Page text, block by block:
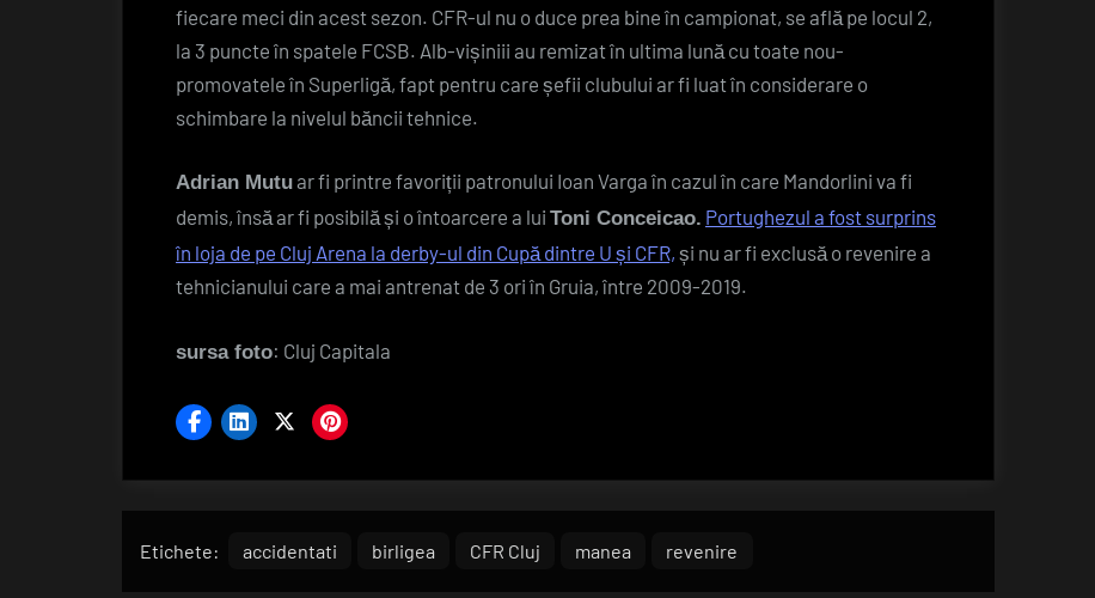
fiecare meci din acest sezon. CFR-ul nu o duce prea bine în campionat, se află pe locul 2,
la 3 puncte în spatele FCSB. Alb-vișiniii au remizat în ultima lună cu toate nou-
promovatele în Superligă, fapt pentru care șefii clubului ar fi luat în considerare o
schimbare la nivelul băncii tehnice.
Adrian Mutuar fi printre favoriții patronului Ioan Varga în cazul în care Mandorlini va fi
demis, însă ar fi posibilă și o întoarcere a lui Toni Conceicao. Portughezul a fost surprins
în loja de pe Cluj Arena la derby-ul din Cupă dintre U și CFR, și nu ar fi exclusă o revenire a
tehnicianului care a mai antrenat de 3 ori în Gruia, între 2009-2019.
sursa foto: Cluj Capitala
Etichete: accidentati birligea CFR Cluj manea revenire